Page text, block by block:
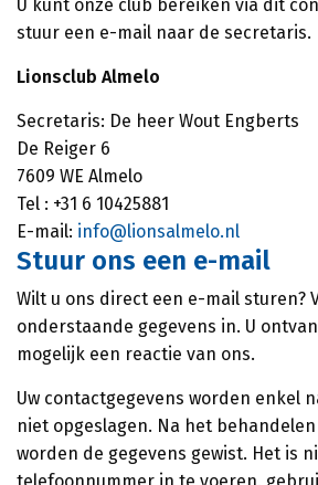
U kunt onze club bereiken via dit
stuur een e-mail naar de secretaris.
Lionsclub Almelo
Secretaris: De heer Wout Engberts
De Reiger 6
7609 WE Almelo
Tel : +31 6 10425881
E-mail: info@lionsalmelo.nl
Stuur ons een e-mail
Wilt u ons direct een e-mail sturen?
onderstaande gegevens in. U
mogelijk een reactie van ons.
Uw contactgegevens worden enkel
niet opgeslagen. Na het
worden de gegevens gewist. Het is